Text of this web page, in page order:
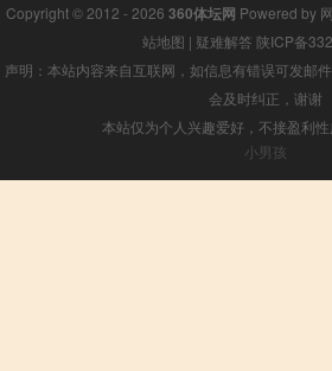
Copyright © 2012 - 2026 360体坛网 Powered by
站地图 | 疑难解答 陕ICP备
声明：本站内容来自互联网，如信息有错误可发邮
会及时纠正，谢谢
本站仅为个人兴趣爱好，不接盈利
小男孩